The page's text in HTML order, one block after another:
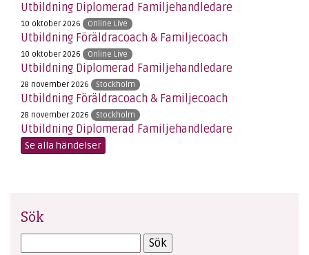
Utbildning Diplomerad Familjehandledare
10 oktober 2026 Online Live
Utbildning Föräldracoach & Familjecoach
10 oktober 2026 Online Live
Utbildning Diplomerad Familjehandledare
28 november 2026 Stockholm
Utbildning Föräldracoach & Familjecoach
28 november 2026 Stockholm
Utbildning Diplomerad Familjehandledare
Se alla händelser
Sök